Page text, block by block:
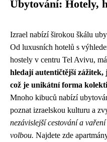
Ubytování: Hotely,
Izrael nabízí širokou škálu
Od luxusních hotelů s
hostely v centru Tel Avivu,
hledají autentičtější
což je unikátní forma
Mnoho kibuců nabízí
poznat izraelskou kulturu a
nezávislejší cestování a
volbou. Najdete zde